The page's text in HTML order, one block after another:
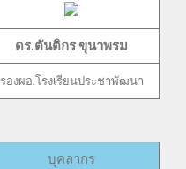
ดร.ตันติกร ขุนาพรม
รองผอ.โรงเรียนประชาพัฒนา
บุคลากร